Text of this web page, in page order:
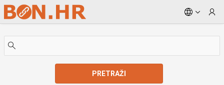
Skip to Main Content
PRETRAŽI